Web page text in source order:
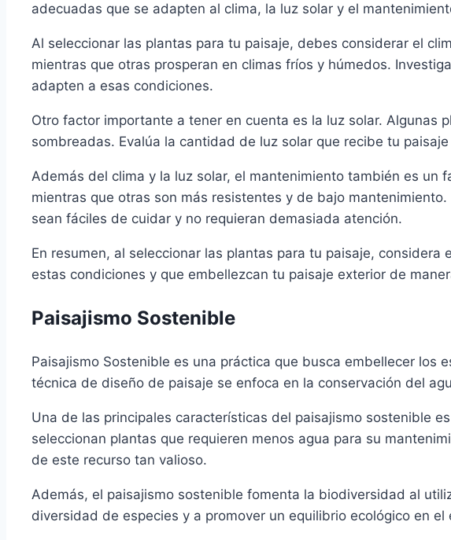
adecuadas que se adapten al clima, la luz solar y el
Al seleccionar las plantas para tu paisaje, debes considerar el
mientras que otras prosperan en climas fríos y húmedos.
adapten a esas condiciones.
Otro factor importante a tener en cuenta es la luz solar. Algunas
sombreadas. Evalúa la cantidad de luz solar que recibe tu
Además del clima y la luz solar, el mantenimiento también es
mientras que otras son más resistentes y de bajo
sean fáciles de cuidar y no requieran demasiada atención.
En resumen, al seleccionar las plantas para tu paisaje,
estas condiciones y que embellezcan tu paisaje exterior de
Paisajismo Sostenible
Paisajismo Sostenible es una práctica que busca embellecer los
técnica de diseño de paisaje se enfoca en la conservación del
Una de las principales características del paisajismo sostenible
seleccionan plantas que requieren menos agua para su
de este recurso tan valioso.
Además, el paisajismo sostenible fomenta la biodiversidad al
diversidad de especies y a promover un equilibrio ecológico en el